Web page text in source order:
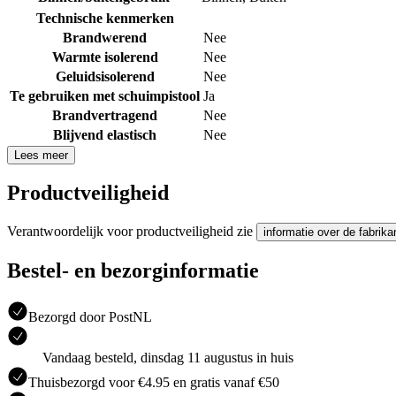
Technische kenmerken
Brandwerend
Nee
Warmte isolerend
Nee
Geluidsisolerend
Nee
Te gebruiken met schuimpistool Ja
Brandvertragend
Nee
Blijvend elastisch
Nee
Lees meer
Productveiligheid
Verantwoordelijk voor productveiligheid zie informatie over de
Bestel- en bezorginformatie
Bezorgd door PostNL
Vandaag besteld, dinsdag 11 augustus in huis
Thuisbezorgd voor €4.95 en gratis vanaf €50